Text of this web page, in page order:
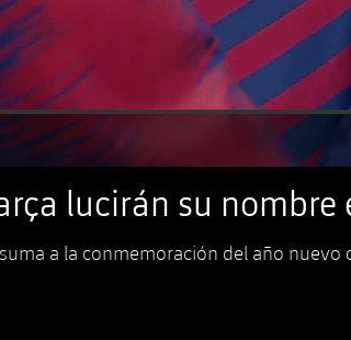
lucirán su nombre
a la conmemoración del año nuevo